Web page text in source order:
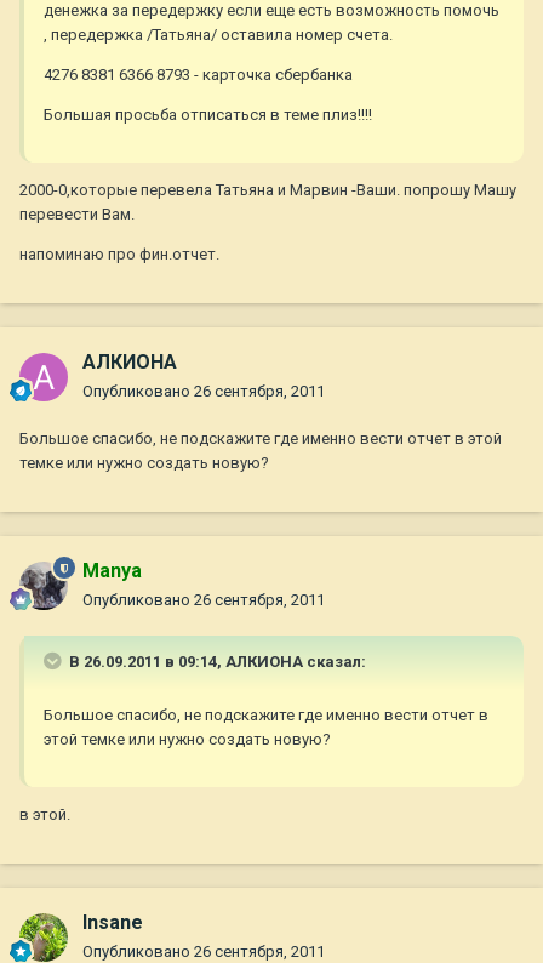
денежка за передержку если еще есть возможность помочь
, передержка /Татьяна/ оставила номер счета.
4276 8381 6366 8793 - карточка сбербанка
Большая просьба отписаться в теме плиз!!!!
2000-0,которые перевела Татьяна и Марвин -Ваши. попрошу Машу
перевести Вам.
напоминаю про фин.отчет.
АЛКИОНА
Опубликовано 26 сентября, 2011
Большое спасибо, не подскажите где именно вести отчет в этой
темке или нужно создать новую?
Manya
Опубликовано 26 сентября, 2011
В 26.09.2011 в 09:14, АЛКИОНА сказал:
Большое спасибо, не подскажите где именно вести отчет в
этой темке или нужно создать новую?
в этой.
Insane
Опубликовано 26 сентября, 2011